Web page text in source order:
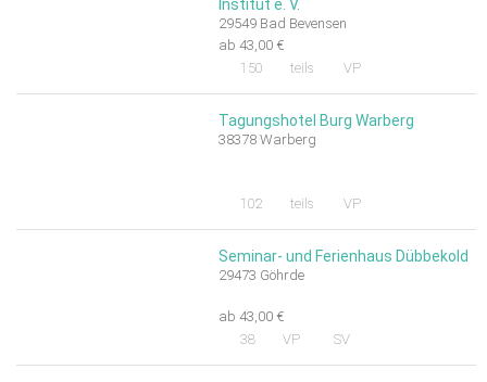
Institut e. V.
29549 Bad Bevensen
ab 43,00 €
150
teils VP
Tagungshotel Burg Warberg
38378 Warberg
102 teils VP
Seminar- und Ferienhaus Dübbekold
29473 Göhrde
ab 43,00 €
38
VP SV